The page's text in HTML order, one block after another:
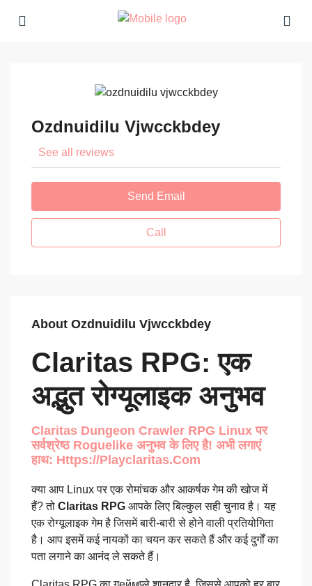
Ozdnuidilu Vjwcckbdey
See all reviews
Send Email
Call
About Ozdnuidilu Vjwcckbdey
Claritas RPG: एक
अद्भुत रोग्यूलाइक अनुभव
Claritas Dungeon Crawler RPG Linux पर
सर्वश्रेष्ठ Roguelike अनुभव के लिए है! अभी लगाएं
हाथ: Https://playclaritas.com
क्या आप Linux पर एक रोमांचक और आकर्षक गेम की खोज में
हैं? तो Claritas RPG आपके लिए बिल्कुल सही चुनाव है। यह
एक रोग्यूलाइक गेम है जिसमें बारी-बारी से होने वाली प्रतियोगिता
है। आप इसमें कई नायकों का चयन कर सकते हैं और कई दुर्गों का
पता लगाने का आनंद ले सकते हैं।